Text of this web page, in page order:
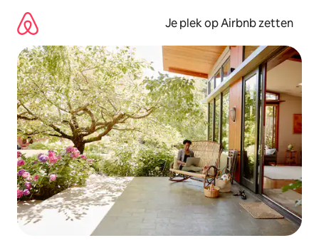
direct
naar
inhoud
Je plek op Airbnb zetten